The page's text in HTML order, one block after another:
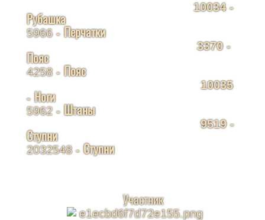
10034-
Рубашка
5966- Перчатки
3370-
Пояс
4258- Пояс
10035
- Ноги
5962- Штаны
9519-
Ступни
2032548- Ступни
Участник